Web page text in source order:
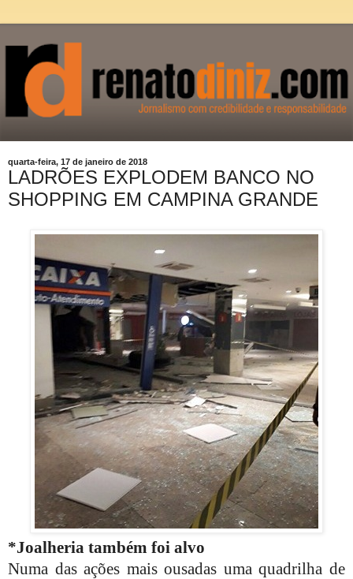
quarta-feira, 17 de janeiro de 2018
LADRÕES EXPLODEM BANCO NO
SHOPPING EM CAMPINA GRANDE
*Joalheria também foi alvo
Numa das ações mais ousadas uma quadrilha de